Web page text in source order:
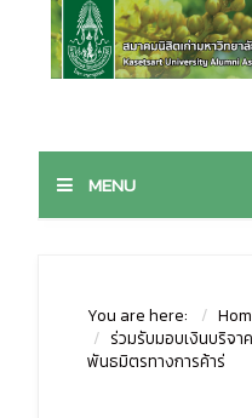
MENU
You are here:
ร่วมรับมอบเงินบริจา
พันธมิตรทางการค้าร่